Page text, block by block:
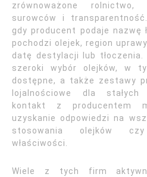
zrównoważone rolnictwo,
surowców i
gdy producent podaje nazwę
pochodzi olejek, region
datę destylacji lub
szeroki wybór olejków, w
dostępne, a także zestawy
lojalnościowe dla stałych
kontakt z producentem
uzyskanie odpowiedzi na
stosowania olejków
właściwości.
Wiele z tych firm